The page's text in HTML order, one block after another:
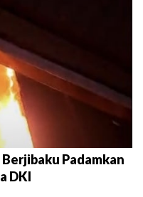
Padamkan
DKI